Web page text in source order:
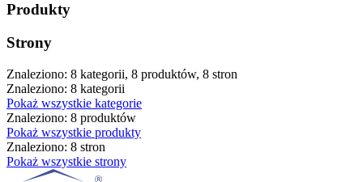
Produkty
Strony
Znaleziono: 8 kategorii, 8 produktów, 8 stron
Znaleziono: 8 kategorii
Pokaż wszystkie kategorie
Znaleziono: 8 produktów
Pokaż wszystkie produkty
Znaleziono: 8 stron
Pokaż wszystkie strony